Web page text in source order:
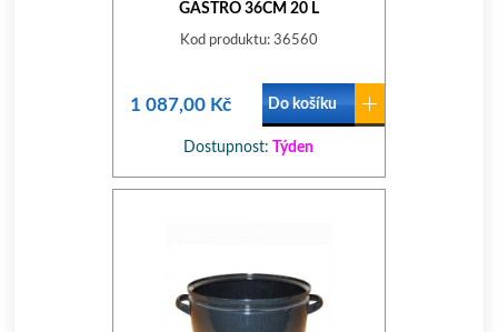
GASTRO 36CM 20 L
Kod produktu: 36560
1 087,00 Kč Do košíku
Dostupnost: Týden